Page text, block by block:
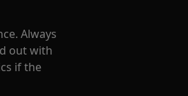
Always
out with
if the